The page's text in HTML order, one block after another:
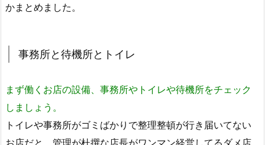
かまとめました。
事務所と待機所とトイレ
まず働くお店の設備、事務所やトイレや待機所をチェック
しましょう。
トイレや事務所がゴミばかりで整理整頓が行き届いてない
お店だと、管理が杜撰な店長がワンマン経営してるダメ店